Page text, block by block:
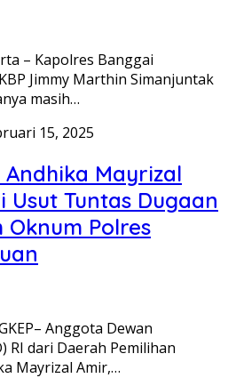
– Kapolres Banggai
Jimmy Marthin Simanjuntak
masih…
15, 2025
Andhika Mayrizal
Usut Tuntas Dugaan
Oknum Polres
Anggota Dewan
RI dari Daerah Pemilihan
Mayrizal Amir,…